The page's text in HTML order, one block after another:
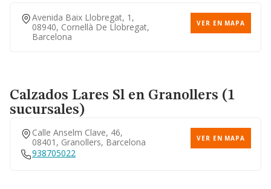
Avenida Baix Llobregat, 1,
08940, Cornellà De Llobregat,
Barcelona
VER EN MAPA
Calzados Lares Sl en Granollers (1
sucursales)
Calle Anselm Clave, 46,
08401, Granollers, Barcelona
VER EN MAPA
938705022